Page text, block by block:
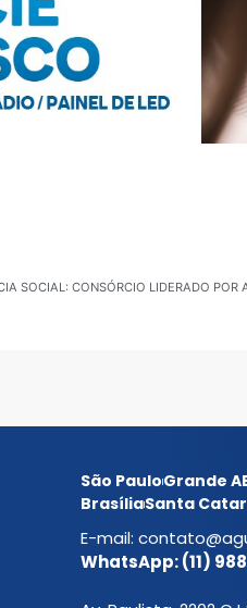
São PauloGrande
BrasíliaSanta
E-mail:
WhatsApp: (11)